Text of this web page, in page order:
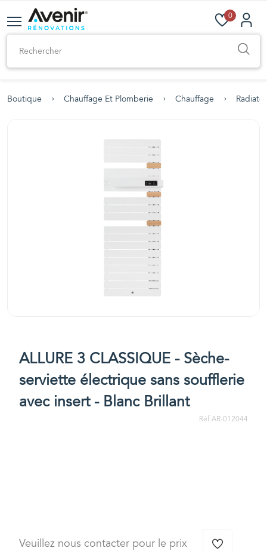
0
Boutique Chauffage Et Plomberie Chauffage
ALLURE 3 CLASSIQUE - Sèche-
serviette électrique sans soufflerie
avec insert - Blanc Brillant
Réf AR-012044
Veuillez nous contacter pour le prix